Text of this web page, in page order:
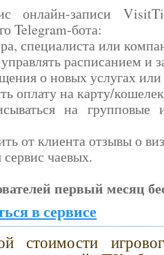
онлайн-записи
Telegram-бота:
специалиста или
расписанием и
о новых услугах
оплату на карту/
на групповые
от клиента отзывы о
чаевых.
первый месяц
в сервисе
стоимости